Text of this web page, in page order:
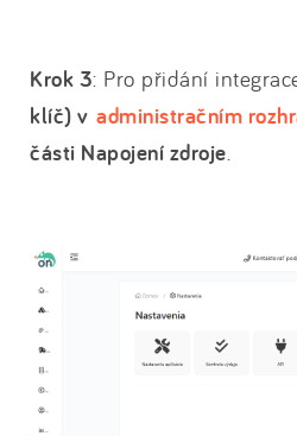
Krok 3: Pro přidání
klíč) v administračním
části Napojení zdroje